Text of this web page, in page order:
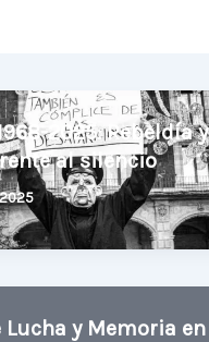
2025: Rebeldía y
al silencio
Lucha y Memoria en